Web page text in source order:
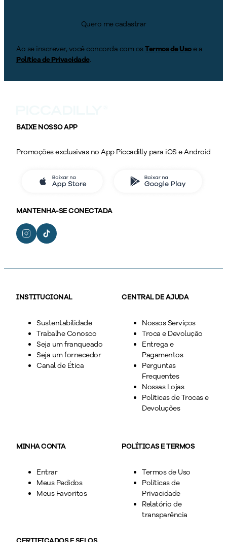
Quero me cadastrar
Ao se inscrever, você concorda com osTermos de Usoe a
Política de Privacidade.
BAIXE NOSSO APP
Promoções exclusivas no App Piccadilly para iOS e Android
MANTENHA-SE CONECTADA
INSTITUCIONAL
Sustentabilidade
Trabalhe Conosco
Seja um franqueado
Seja um fornecedor
Canal de Ética
CENTRAL DE AJUDA
Nossos Serviços
Troca e Devolução
Entrega e
Pagamentos
Perguntas
Frequentes
Nossas Lojas
Políticas de Trocas e
Devoluções
MINHA CONTA
Entrar
Meus Pedidos
Meus Favoritos
POLÍTICAS E TERMOS
Termos de Uso
Políticas de
Privacidade
Relatório de
transparência